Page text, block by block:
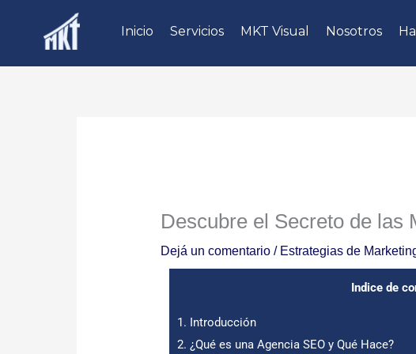
Inicio Servicios MKT Visual Nosotros
Descubre el Secreto de las
Dejá un comentario / Estrategias de
Indice de
1. Introducción
2. ¿Qué es una Agencia SEO y Qué Hace?